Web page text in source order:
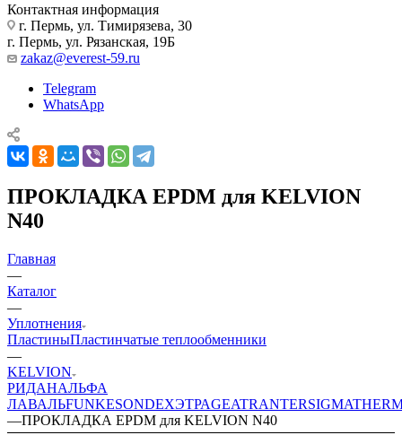
Контактная информация
г. Пермь, ул. Тимирязева, 30
г. Пермь, ул. Рязанская, 19Б
zakaz@everest-59.ru
Telegram
WhatsApp
ПРОКЛАДКА EPDM для KELVION
N40
Главная
—
Каталог
—
Уплотнения
ПластиныПластинчатые теплообменники
—
KELVION
РИДАНАЛЬФА
ЛАВАЛЬFUNKESONDEXЭТРАGEATRANTERSIGMA
—ПРОКЛАДКА EPDM для KELVION N40